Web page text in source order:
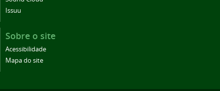
Issuu
Sobre o site
Acessibilidade
Mapa do site